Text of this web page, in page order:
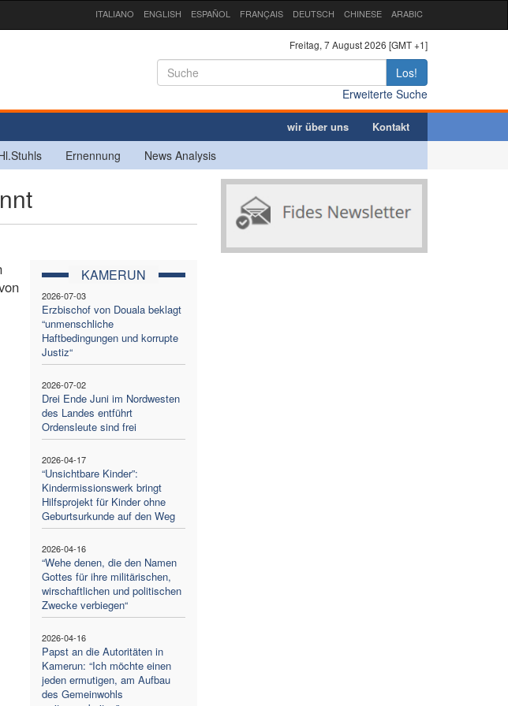
ITALIANO ENGLISH ESPAÑOL FRANÇAIS DEUTSCH CHINESE ARABIC
Freitag, 7 August 2026 [GMT +1]
Los!
Erweiterte Suche
wir über uns Kontakt
Ernennung News Analysis
KAMERUN
2026-07-03
Erzbischof von Douala beklagt
“unmenschliche
Haftbedingungen und korrupte
Justiz“
2026-07-02
Drei Ende Juni im Nordwesten
des Landes entführt
Ordensleute sind frei
2026-04-17
“Unsichtbare Kinder”:
Kindermissionswerk bringt
Hilfsprojekt für Kinder ohne
Geburtsurkunde auf den Weg
2026-04-16
“Wehe denen, die den Namen
Gottes für ihre militärischen,
wirschaftlichen und politischen
Zwecke verbiegen“
2026-04-16
Papst an die Autoritäten in
Kamerun: “Ich möchte einen
jeden ermutigen, am Aufbau
des Gemeinwohls